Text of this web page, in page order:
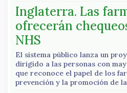
Inglaterra. Las
ofrecerán
NHS
El sistema público lanza un
dirigido a las personas con
que reconoce el papel de los
prevención y la promoción de